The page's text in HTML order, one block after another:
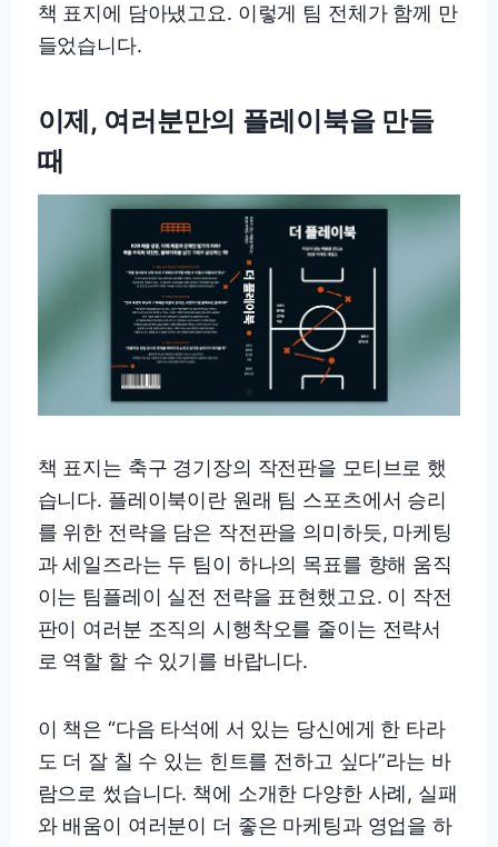
책 표지에 담아냈고요. 이렇게 팀 전체가 함께 만
들었습니다.
이제, 여러분만의 플레이북을 만들
때
책 표지는 축구 경기장의 작전판을 모티브로 했
습니다. 플레이북이란 원래 팀 스포츠에서 승리
를 위한 전략을 담은 작전판을 의미하듯, 마케팅
과 세일즈라는 두 팀이 하나의 목표를 향해 움직
이는 팀플레이 실전 전략을 표현했고요. 이 작전
판이 여러분 조직의 시행착오를 줄이는 전략서
로 역할 할 수 있기를 바랍니다.
이 책은 “다음 타석에 서 있는 당신에게 한 타라
도 더 잘 칠 수 있는 힌트를 전하고 싶다”라는 바
람으로 썼습니다. 책에 소개한 다양한 사례, 실패
와 배움이 여러분이 더 좋은 마케팅과 영업을 하